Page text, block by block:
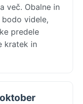
več. Obalne in
videle,
predele
kratek in